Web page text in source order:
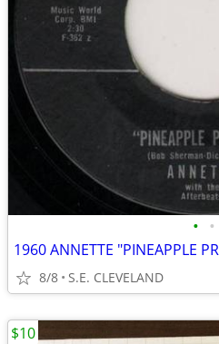
• •
8/8 S.E. CLEVELAND
$10